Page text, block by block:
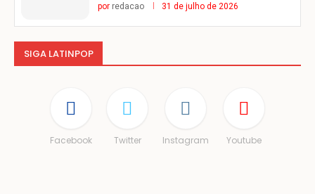
por redacao 31 de julho de 2026
SIGA LATINPOP
Facebook Twitter Instagram Youtube